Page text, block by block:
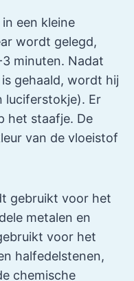
een kleine
wordt gelegd,
minuten. Nadat
gehaald, wordt hij
luciferstokje). Er
het staafje. De
van de vloeistof
gebruikt voor het
metalen en
voor het
halfedelstenen,
chemische